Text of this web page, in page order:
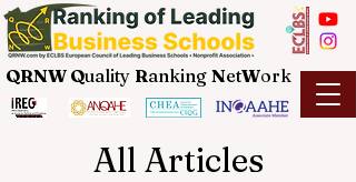
QRNW Quality Ranking NetWork
All Articles